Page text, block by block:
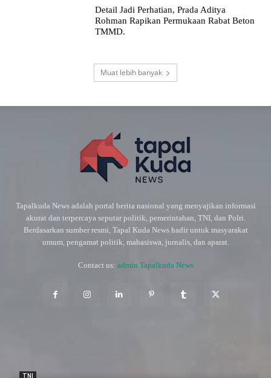
Detail Jadi Perhatian, Prada Aditya
Rohman Rapikan Permukaan Rabat Beton
TMMD.
Muat lebih banyak
Tapalkuda News adalah portal berita nasional yang menyajikan informasi
akurat dan terpercaya seputar politik, pemerintahan, TNI, dan Polri.
Berdasarkan sumber resmi, Tapal Kuda News hadir untuk masyarakat
umum, pengamat politik, mahasiswa, jurnalis, dan aparat.
Contact us: admin Tapalkuda News
TNI